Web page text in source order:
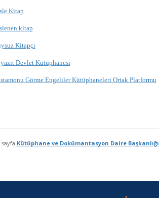
Kitap
kitap
Kitapçı
Devlet Kütüphanesi
Görme Engeliler Kütüphaneleri Ortak Platformu
sayfa Kütüphane ve Dokümantasyon Daire Başkanlığı